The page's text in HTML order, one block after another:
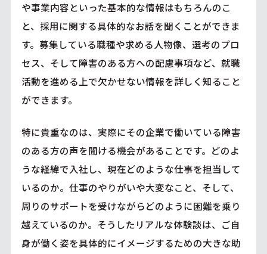
や事業内容といった基本的な情報はもちろんのこ
と、採用に関する具体的なお話を聞くことができま
す。募集している職種や求める人物像、選考のプロ
セス、そして障害のある方への配慮事項など、就職
活動を進める上で欠かせない情報を詳しく知ること
ができます。
特に貴重なのは、実際にその企業で働いている障害
のある方の声を聞ける機会があることです。どのよ
うな経緯で入社し、現在どのような仕事を担当して
いるのか。仕事のやりがいや大変なこと、そして、
周りのサポートを受けながらどのように困難を乗り
越えているのか。そうしたリアルな体験談は、ご自
身が働く姿を具体的にイメージするための大きな助